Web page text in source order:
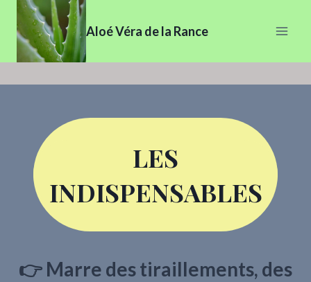
Aller
contenu
Aloé Véra de la Rance
LES
INDISPENSABLES
👉 Marre des tiraillements, des